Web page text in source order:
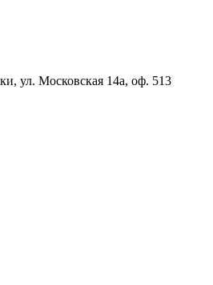
ул. Московская 14а, оф. 513